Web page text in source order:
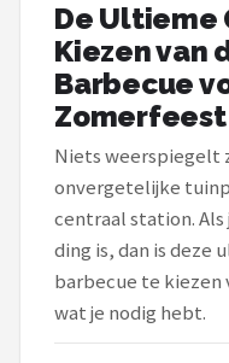
Blog
Recepten
Goedkoopste
Gasbarbecues
Shop
De Ultieme
Kiezen van
Barbecue
Zomerfeest
Niets weerspiegelt
onvergetelijke
centraal station.
ding is, dan is deze
barbecue te kiezen
wat je nodig hebt.